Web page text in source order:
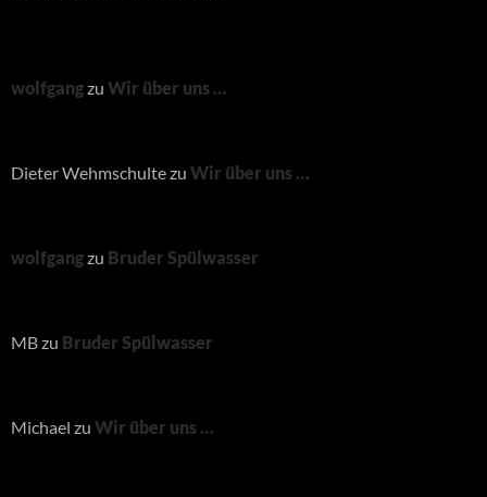
wolfgangzu Wir über uns …
Dieter Wehmschultezu Wir über uns …
wolfgangzu Bruder Spülwasser
MBzu Bruder Spülwasser
Michael zu Wir über uns …